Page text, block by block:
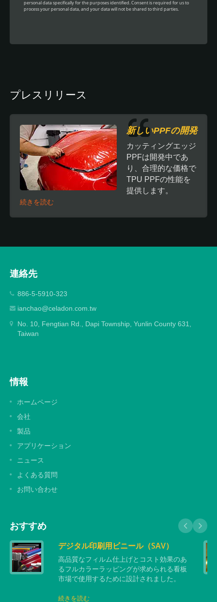
プレスリリース
新しいPPFの開発
カッティングエッジ
PPFは開発中であ
り、合理的な価格で
TPU PPFの性能を
提供します。
続きを読む
連絡先
886-5-5910-323
ianchao@celadon.com.tw
No. 10, Fengtian Rd., Dapi Township, Yunlin County 631,
Taiwan
情報
ホームページ
会社
製品
アプリケーション
ニュース
よくある質問
お問い合わせ
おすすめ
デジタル印刷用ビニール（SAV）
高品質なフィルム仕上げとコスト効果のあ
るフルカラーラッピングが求められる看板
市場で使用するために設計されました。
続きを読む